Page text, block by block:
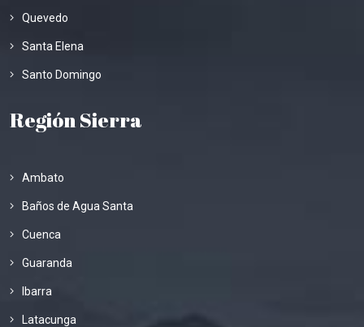
Quevedo
Santa Elena
Santo Domingo
Región Sierra
Ambato
Baños de Agua Santa
Cuenca
Guaranda
Ibarra
Latacunga